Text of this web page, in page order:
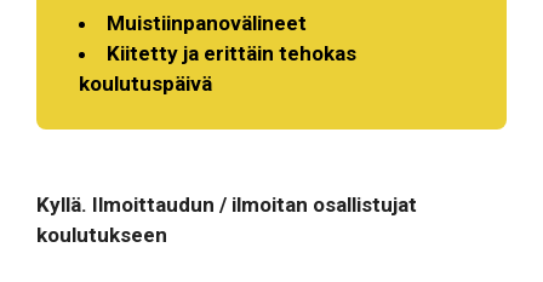
Muistiinpanovälineet
Kiitetty ja erittäin tehokas
koulutuspäivä
Kyllä. Ilmoittaudun / ilmoitan osallistujat
koulutukseen